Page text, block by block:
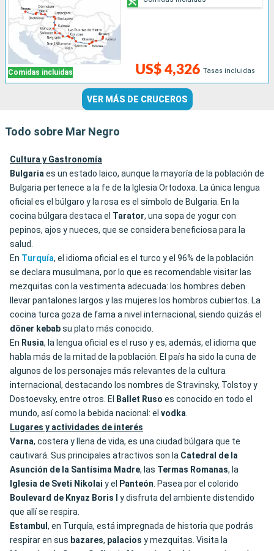
Comidas incluidas US$ 4,326 Tasas incluidas
VER MÁS DE CRUCEROS
Todo sobre Mar Negro
Cultura y Gastronomía
Bulgariaes un estado laico, aunque la mayoría de la población de
Bulgaria pertenece a la fe de la Iglesia Ortodoxa. La única lengua
oficial es el búlgaro y la rosa es el símbolo de Bulgaria. En la
cocina búlgara destaca el Tarator, una sopa de yogur con
pepinos, ajos y nueces, que se considera beneficiosa para la
salud.
En Turquía, el idioma oficial es el turco y el 96% de la población
se declara musulmana, por lo que es recomendable visitar las
mezquitas con la vestimenta adecuada: los hombres deben
llevar pantalones largos y las mujeres los hombros cubiertos. La
cocina turca goza de fama a nivel internacional, siendo quizás el
döner kebabsu plato más conocido.
En Rusia, la lengua oficial es el ruso y es, además, el idioma que
habla más de la mitad de la población. El país ha sido la cuna de
algunos de los personajes más relevantes de la cultura
internacional, destacando los nombres de Stravinsky, Tolstoy y
Dostoevsky, entre otros. El
Ballet Ruso es conocido en todo el
mundo, así como la bebida nacional: el vodka.
Lugares y actividades de interés
Varna, costera y llena de vida, es una ciudad búlgara que te
cautivará. Sus principales atractivos son la Catedral de la
Asunción de la Santísima Madre, las Termas Romanas, la
Iglesia de Sveti Nikolai y el Panteón. Pasea por el colorido
Boulevard de Knyaz Boris I
y disfruta del ambiente distendido
que allí se respira.
Estambul , en Turquía, está impregnada de historia que podrás
respirar en sus bazares, palacios y mezquitas. Visita la